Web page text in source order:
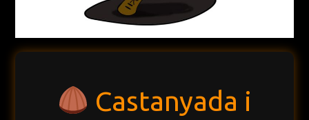
Castanyada i